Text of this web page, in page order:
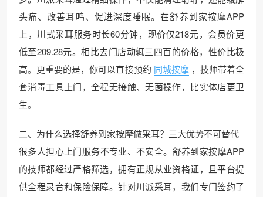
头痛、改善耳鸣、促进深度睡眠。在舒养到家按摩APP
上，川式采耳服务时长60分钟，现价仅218元，会员价更
低至209.28元。相比去门店动辄三四百的价格，性价比极
高。更重要的是，你可以直接预约 同城按摩 ，技师带着全
套消毒工具上门，全程无接触、无菌操作，比实体店更卫
生。
二、为什么选择舒养到家按摩做采耳？三大优势不可替代
很多人担心上门服务不专业、不安全。舒养到家按摩APP
的技师都经过严格筛选，拥有正规从业资格证，且平台提
供全程录音和保险保障。针对川派采耳，我们专门签约了